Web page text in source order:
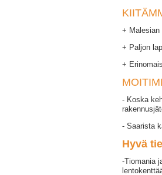
+ Malesian
+ Paljon
+
- Koska
- Saarista
Hyvä
-Tiomania